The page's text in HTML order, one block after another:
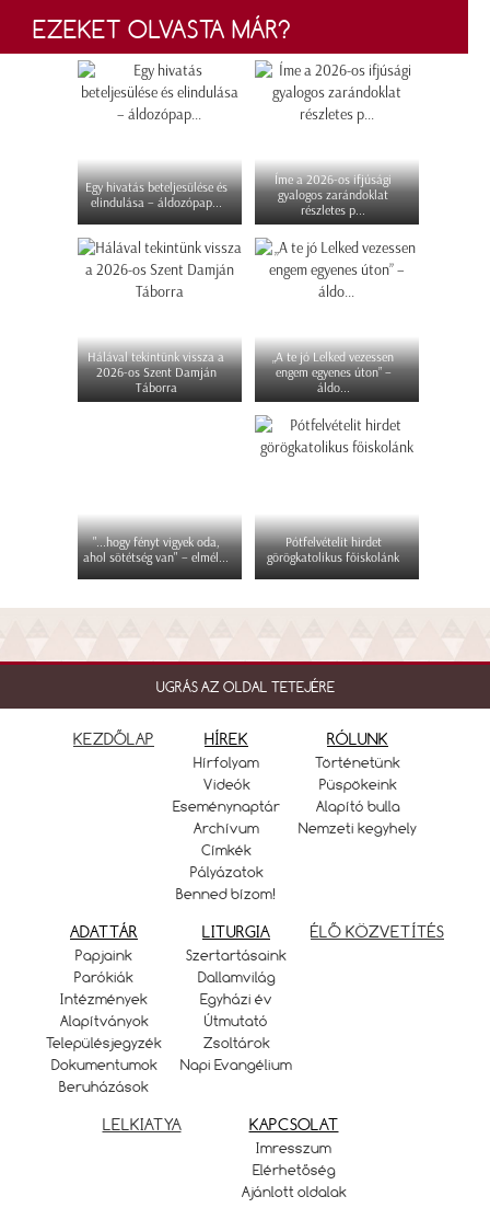
EZEKET OLVASTA MÁR?
Egy hivatás beteljesülése és
elindulása – áldozópap...
Íme a 2026-os ifjúsági
gyalogos zarándoklat
részletes p...
Hálával tekintünk vissza a
2026-os Szent Damján
Táborra
„A te jó Lelked vezessen
engem egyenes úton” –
áldo...
"...hogy fényt vigyek oda,
ahol sötétség van" – elmél...
Pótfelvételit hirdet
görögkatolikus főiskolánk
UGRÁS AZ OLDAL TETEJÉRE
KEZDŐLAP HÍREK
Hírfolyam
Videók
Eseménynaptár
Archívum
Címkék
Pályázatok
Benned bízom!
RÓLUNK
Történetünk
Püspökeink
Alapító bulla
Nemzeti kegyhely
ADATTÁR
Papjaink
Parókiák
Intézmények
Alapítványok
Településjegyzék
Dokumentumok
Beruházások
LITURGIA
Szertartásaink
Dallamvilág
Egyházi év
Útmutató
Zsoltárok
Napi Evangélium
ÉLŐ KÖZVETÍTÉS
LELKIATYA KAPCSOLAT
Imresszum
Elérhetőség
Ajánlott oldalak